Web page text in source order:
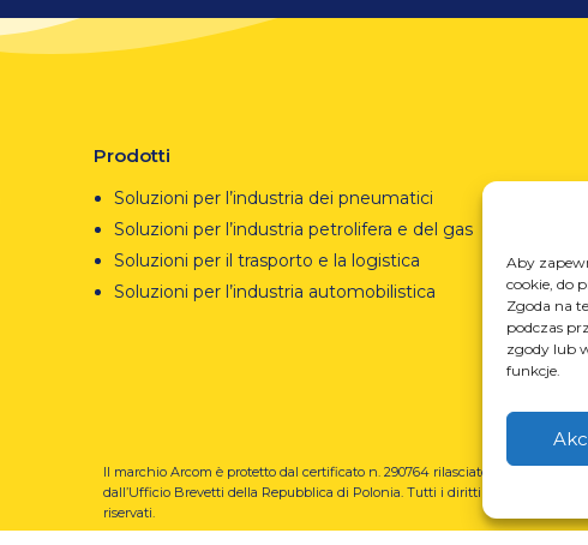
Aby
cookie, do
Zgoda na
podczas
zgody lub
funkcje.
Prodotti
Soluzioni per l’industria dei pneumatici
Soluzioni per l’industria petrolifera e del gas
Soluzioni per il trasporto e la logistica
Soluzioni per l’industria automobilistica
Il marchio Arcom è protetto dal certificato n. 290764 rilasciato
dall’Ufficio Brevetti della Repubblica di Polonia. Tutti i diritti
riservati.